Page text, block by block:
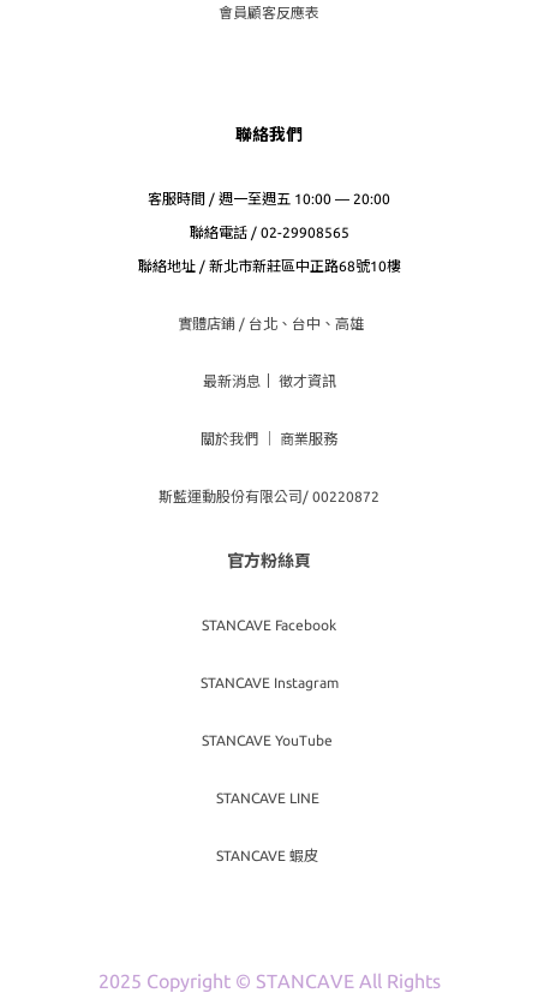
會員顧客反應表
聯絡我們
客服時間 / 週一至週五 10:00 — 20:00
聯絡電話 / 02-29908565
聯絡地址 / 新北市新莊區中正路68號10樓
實體店鋪 / 台北、台中、高雄
最新消息 徵才資訊
關於我們 商業服務
斯藍運動股份有限公司/ 00220872
官方粉絲頁
STANCAVE Facebook
STANCAVE Instagram
STANCAVE YouTube
STANCAVE LINE
STANCAVE 蝦皮
2025 Copyright © STANCAVE All Rights